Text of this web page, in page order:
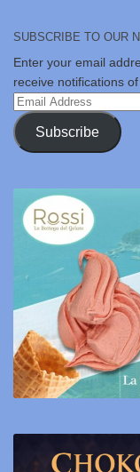
SUBSCRIBE TO OUR
Enter your email
receive notifications
Email
Address
Subscribe